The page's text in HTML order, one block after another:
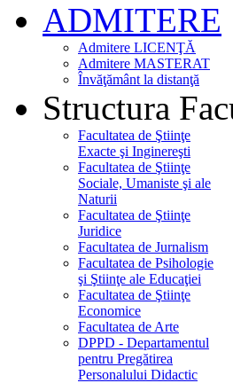
ADMITERE
Admitere LICENŢĂ
Admitere MASTERAT
Învăţământ la distanţă
Structura
Facultatea de Ştiinţe
Exacte şi Inginereşti
Facultatea de Ştiinţe
Sociale, Umaniste şi ale
Naturii
Facultatea de Ştiinţe
Juridice
Facultatea de Jurnalism
Facultatea de Psihologie
şi Ştiinţe ale Educaţiei
Facultatea de Ştiinţe
Economice
Facultatea de Arte
DPPD - Departamentul
pentru Pregătirea
Personalului Didactic